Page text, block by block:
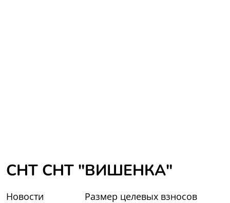
СНТ СНТ "ВИШЕНКА"
Новости
Размер целевых взносов